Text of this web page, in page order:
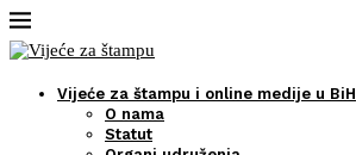
Vijeće za štampu i online medije u BiH
O nama
Statut